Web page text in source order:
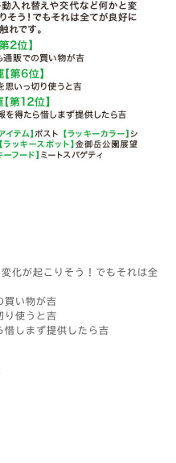
化が起こりそう！でもそれは全
い物が吉
使うと吉
しまず提供したら吉